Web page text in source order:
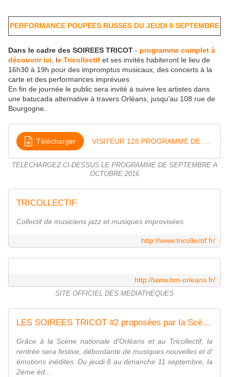
PERFORMANCE POUPEES RUSSES DU JEUDI 8 SEPTEMBRE
Dans le cadre des SOIREES TRICOT - programme complet à
découvrir ici , le Tricollectif et ses invités habiteront le lieu de
16h30 à 19h pour des impromptus musicaux, des concerts à la
carte et des performances imprévues.
En fin de journée le public sera invité à suivre les artistes dans
une batucada alternative à travers Orléans, jusqu’au 108 rue de
Bourgogne.
Télécharger
TELECHARGEZ CI-DESSUS LE PROGRAMME DE SEPTEMBRE A
OCTOBRE 2016
TRICOLLECTIF
Collectif de musiciens jazz et musiques improvisées
http://www.tricollectif.fr/
http://www.bm-orleans.fr/
SITE OFFICIEL DES MEDIATHEQUES
LES SOIREES TRICOT #2 proposées par la Scène nationale d'Orléans et le Tricollectif du 8 au 11 septembre 2016 - VIVRE AUTREMENT VOS LOISIRS avec Clodelle
Grâce à la Scène nationale d'Orléans et au Tricollectif, la
rentrée sera festive, débordante de musiques nouvelles et d'
émotions inédites. Du jeudi 8 au dimanche 11 septembre, la
2ème éd...